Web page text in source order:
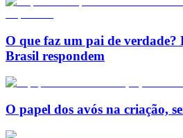
O que faz um pai de verdade?
Brasil respondem
O papel dos avós na criação,